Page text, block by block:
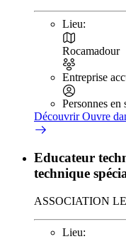
Lieu:
Rocamadour
Entreprise
Personnes
DécouvrirOuvre
Educateur
technique
ASSOCIATION
Lieu: